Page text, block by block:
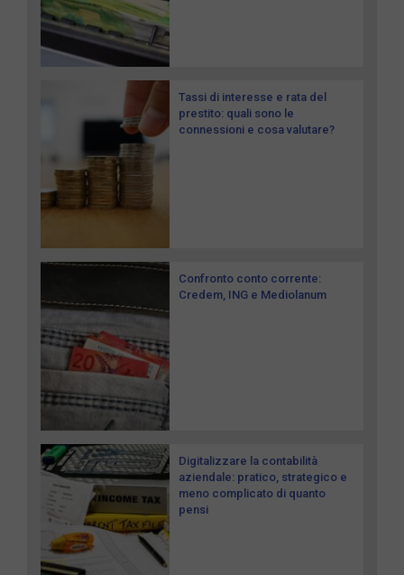
Tassi di interesse e rata del
prestito: quali sono le
connessioni e cosa valutare?
Confronto conto corrente:
Credem, ING e Mediolanum
Digitalizzare la contabilità
aziendale: pratico, strategico e
meno complicato di quanto
pensi